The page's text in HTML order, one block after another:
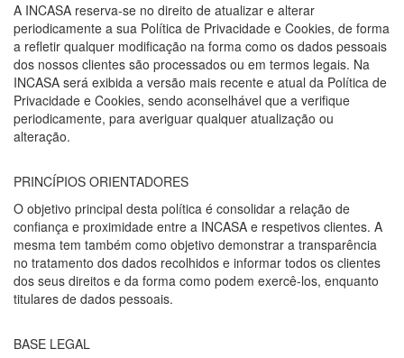
A INCASA reserva-se no direito de atualizar e alterar
periodicamente a sua Política de Privacidade e Cookies, de forma
a refletir qualquer modificação na forma como os dados pessoais
dos nossos clientes são processados ou em termos legais. Na
INCASA será exibida a versão mais recente e atual da Política de
Privacidade e Cookies, sendo aconselhável que a verifique
periodicamente, para averiguar qualquer atualização ou
alteração.
PRINCÍPIOS ORIENTADORES
O objetivo principal desta política é consolidar a relação de
confiança e proximidade entre a INCASA e respetivos clientes. A
mesma tem também como objetivo demonstrar a transparência
no tratamento dos dados recolhidos e informar todos os clientes
dos seus direitos e da forma como podem exercê-los, enquanto
titulares de dados pessoais.
BASE LEGAL